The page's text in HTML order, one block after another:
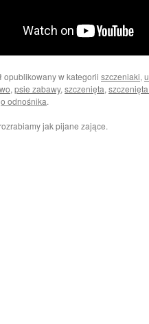
opublikowany w kategorii szczeniaki,
, psie zabawy, szczenięta,
odnośnika.
jak pijane zające.